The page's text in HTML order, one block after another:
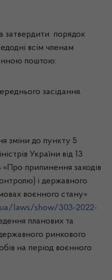
затвердити порядок
всім членам
поштою:
засідання.
зміни до пункту 5
України від 13
припинення заходів
і державного
воєнного стану»
laws/show/303-2022-
планових та
ринкового
на період воєнного